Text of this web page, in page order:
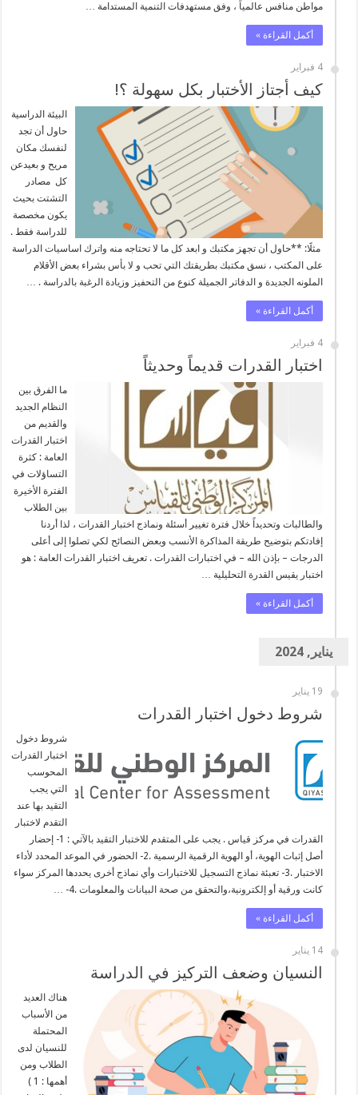
مواطن منافس عالمياً ، وفق مستهدفات التنمية المستدامة …
أكمل القراءة »
4 فبراير
كيف أجتاز الأختبار بكل سهولة ؟!
البيئة الدراسية
حاول أن تجد
لنفسك مكان
مريح و بعيدعن
كل مصادر
التشتت بحيث
يكون مخصصة
للدراسة فقط .
مثلََا: **حاول أن تجهز مكتبك و ابعد كل ما لا تحتاجه منه واترك اساسيات الدراسة
على المكتب ، نسق مكتبك بطريقتك التي تحب و لا بأس بشراء بعض الأقلام
الملونه الجديدة و الدفاتر الجميلة كنوع من التحفيز وزيادة الرغبة بالدراسة . …
أكمل القراءة »
4 فبراير
اختبار القدرات قديماً وحديثاً
ما الفرق بين
النظام الجديد
والقديم من
اختبار القدرات
العامة : كثرة
التساؤلات في
الفترة الأخيرة
بين الطلاب
والطالبات وتحديداً خلال فترة تغيير أسئلة ونماذج اختبار القدرات ، لذا أردنا
إفادتكم بتوضيح طريقة المذاكرة الأنسب وبعض النصائح لكي تصلوا إلى أعلى
الدرجات – بإذن الله – في اختبارات القدرات . تعريف اختبار القدرات العامة : هو
اختبار يقيس القدرة التحليلية …
أكمل القراءة »
يناير, 2024
19 يناير
شروط دخول اختبار القدرات
شروط دخول
اختبار القدرات
المحوسب
التي يجب
التقيد بها عند
التقدم لاختبار
القدرات في مركز قياس . يجب على المتقدم للاختبار التقيد بالآتي : 1- إحضار
أصل إثبات الهوية، أو الهوية الرقمية الرسمية .2- الحضور في الموعد المحدد لأداء
الاختبار .3- تعبئة نماذج التسجيل للاختبارات وأي نماذج أخرى يحددها المركز سواء
كانت ورقية أو إلكترونية،والتحقق من صحة البيانات والمعلومات .4- …
أكمل القراءة »
14 يناير
النسيان وضعف التركيز في الدراسة
هناك العديد
من الأسباب
المحتملة
للنسيان لدى
الطلاب ومن
أهمها : 1 )